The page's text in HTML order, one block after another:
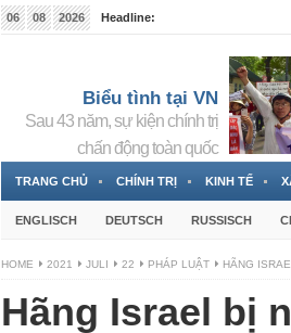
06 08 2026
Headline:
Biểu tình tại VN
Sau 43 năm, sự kiện chính trị
chấn động toàn quốc
TRANG CHỦ CHÍNH TRỊ KINH TẾ
ENGLISCH DEUTSCH RUSSISCH
HOME 2021 JULI 22 PHÁP LUẬT HÃNG
Hãng Israel bị